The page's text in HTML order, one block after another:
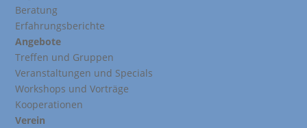
Beratung
Erfahrungsberichte
Angebote
Treffen und Gruppen
Veranstaltungen und Specials
Workshops und Vorträge
Kooperationen
Verein